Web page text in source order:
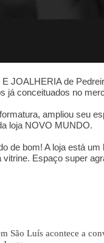
JOALHERIA de
já conceituados no
ampliou seu
loja NOVO MUNDO.
de bom! A loja está
Espaço super
São Luís acontece a